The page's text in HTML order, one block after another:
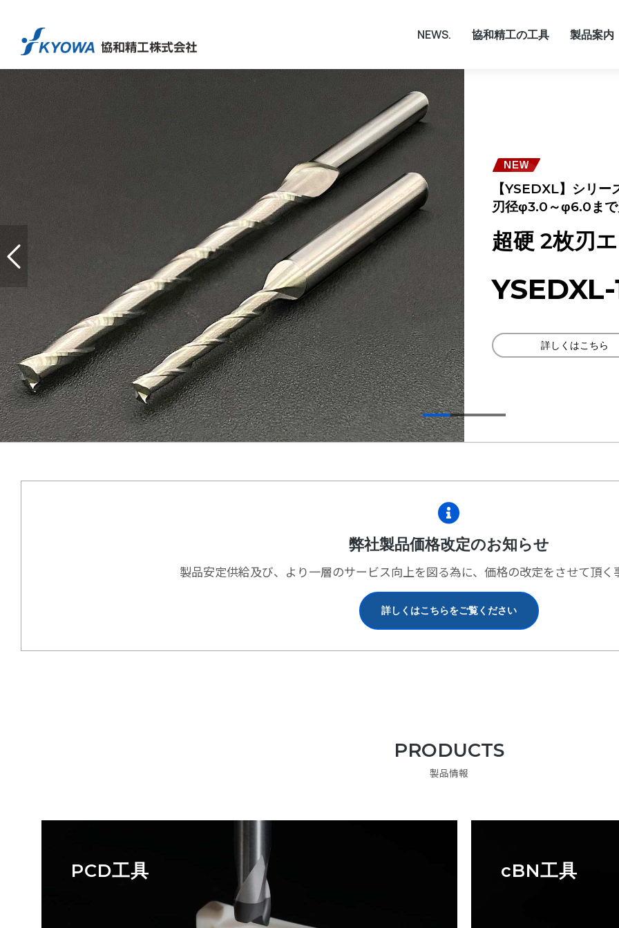
NEWS. 協和精工の工具 製品案内
【YSEDXL】シリ
刃径φ3.0～φ6.0まで
超硬 2枚刃
YSEDXL-
詳しくはこちら
弊社製品価格改定のお知らせ
製品安定供給及び、より一層のサービス向上を図る為に、価格の改定をさせて頂く
詳しくはこちらをご覧ください
PRODUCTS
製品情報
PCD工具 cBN工具